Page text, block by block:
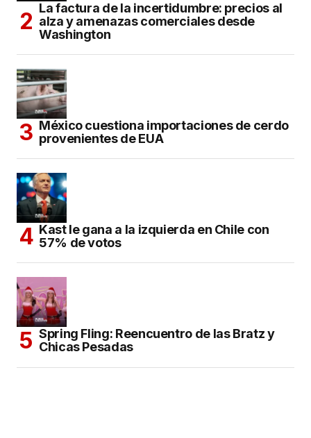
La factura de la incertidumbre: precios al
alza y amenazas comerciales desde
Washington
México cuestiona importaciones de cerdo
provenientes de EUA
Kast le gana a la izquierda en Chile con
57% de votos
Spring Fling: Reencuentro de las Bratz y
Chicas Pesadas